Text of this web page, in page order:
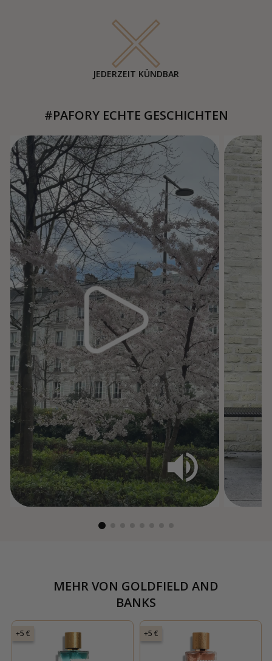
JEDERZEIT KÜNDBAR
#PAFORY ECHTE GESCHICHTEN
MEHR VON GOLDFIELD AND
BANKS
+5 € +5 €